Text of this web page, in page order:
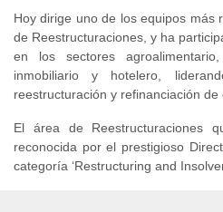
Hoy dirige uno de los equipos más
de Reestructuraciones, y ha
en los sectores
inmobiliario y hotelero,
reestructuración y refinanciación de
El área de Reestructuraciones
reconocida por el prestigioso
categoría ‘Restructuring and